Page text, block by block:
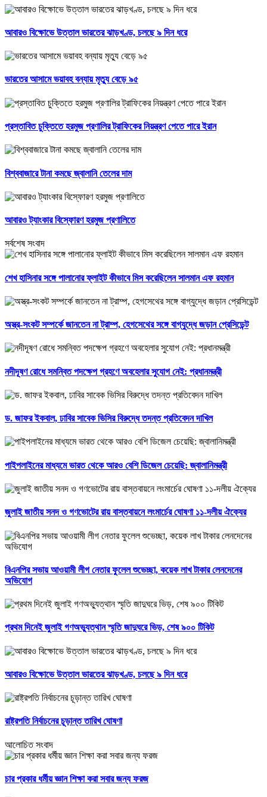
আবারও বিক্ষোভে উত্তাল ভারতের ঝাড়খণ্ড, চলছে ৯ দিন ধরে
ভারতের আসামে ভয়াবহ বন্যায় মৃত্যু বেড়ে ৯৫
প্রস্তাবিত চুক্তিতে হরমুজ প্রণালির ট্রাফিকের নিয়ন্ত্রণ পেতে পারে ইরান
বিশ্ববাজারে টানা কমছে জ্বালানি তেলের দাম
আবারও ট্যাংকার বিস্ফোরণ হরমুজ প্রণালিতে
সর্বশেষ সংবাদ
শেখ হাসিনার সঙ্গে পালানোর ফ্লাইট কীভাবে মিস করেছিলেন সালমান এফ রহমান
অস্ত্র-সংকট সম্পর্কে জানতেন না ট্রাম্প, হেগসেথের সঙ্গে বাগ্‌যুদ্ধে জড়ান প্রেসিডেন্ট
নদীদূষণ রোধে সমন্বিত পদক্ষেপ গ্রহণে অবহেলার সুযোগ নেই: প্রধানমন্ত্রী
ড. জাফর ইকবাল, ঢাবির সাবেক ভিসির বিরুদ্ধে তদন্ত প্রতিবেদন দাখিল
পাইপলাইনের মাধ্যমে ভারত থেকে আরও বেশি ডিজেল চেয়েছি: জ্বালানিমন্ত্রী
জুলাই জাতীয় সনদ ও গণভোটের রায় বাস্তবায়নে লংমার্চের ঘোষণা ১১-দলীয় ঐক্যের
বিএনপির সভায় আওয়ামী লীগ নেতার ফুলেল শুভেচ্ছা, কয়েক লাখ টাকার লেনদেনের
অভিযোগ
প্রথম দিনেই জুলাই গণঅভ্যুত্থান স্মৃতি জাদুঘরে ভিড়, শেষ ৯০০ টিকিট
আবারও বিক্ষোভে উত্তাল ভারতের ঝাড়খণ্ড, চলছে ৯ দিন ধরে
রাষ্ট্রপতি নির্বাচনের চূড়ান্ত তারিখ ঘোষণা
আলোচিত সংবাদ
চার প্রকার ধর্মীয় জ্ঞান শিক্ষা করা সবার জন্য ফরজ